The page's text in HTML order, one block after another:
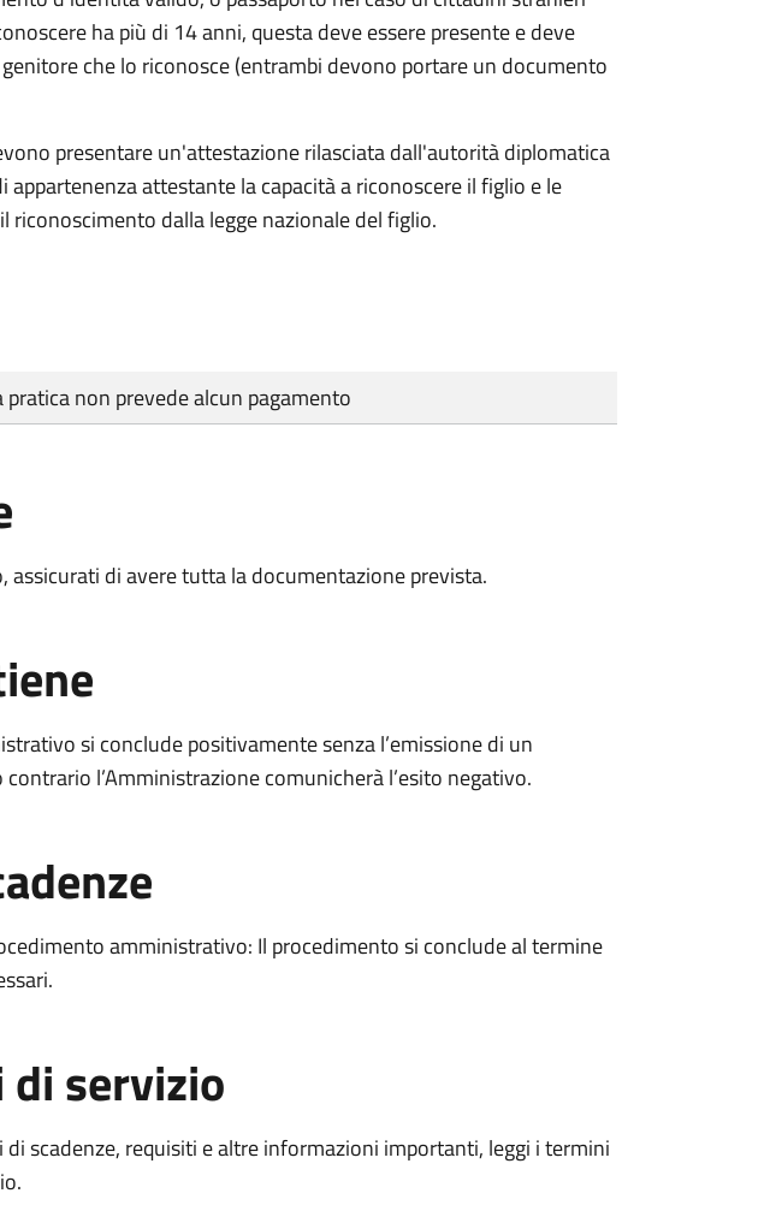
ha più di 14 anni, questa deve essere presente e deve
che lo riconosce (entrambi devono portare un documento
presentare un'attestazione rilasciata dall'autorità diplomatica
appartenenza attestante la capacità a riconoscere il figlio e le
riconoscimento dalla legge nazionale del figlio.
pratica non prevede alcun pagamento
assicurati di avere tutta la documentazione prevista.
si conclude positivamente senza l’emissione di un
l’Amministrazione comunicherà l’esito negativo.
amministrativo: Il procedimento si conclude al termine
di servizio
di scadenze, requisiti e altre informazioni importanti, leggi i termini